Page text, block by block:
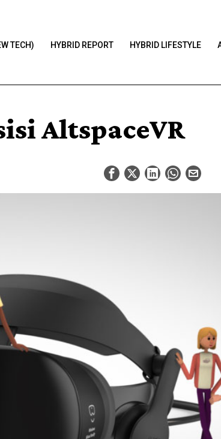
TECH) HYBRID REPORT HYBRID LIFESTYLE
AltspaceVR